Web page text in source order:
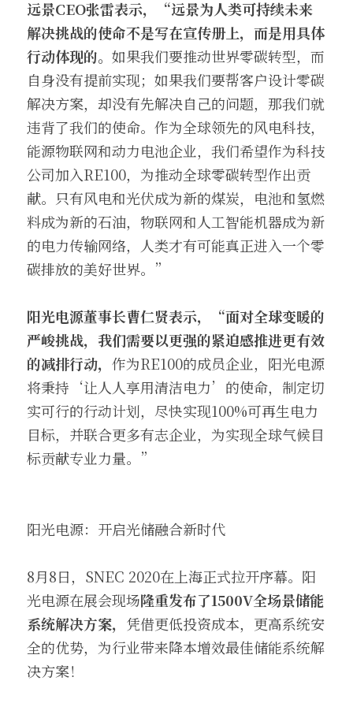
远景CEO张雷表示，“远景为人类可持续未来
解决挑战的使命不是写在宣传册上，而是用具体
行动体现的。 如果我们要推动世界零碳转型，而
自身没有提前实现；如果我们要帮客户设计零碳
解决方案，却没有先解决自己的问题，那我们就
违背了我们的使命。作为全球领先的风电科技，
能源物联网和动力电池企业，我们希望作为科技
公司加入RE100，为推动全球零碳转型作出贡
献。只有风电和光伏成为新的煤炭，电池和氢燃
料成为新的石油，物联网和人工智能机器成为新
的电力传输网络，人类才有可能真正进入一个零
碳排放的美好世界。”
阳光电源董事长曹仁贤表示，“面对全球变暖的
严峻挑战，我们需要以更强的紧迫感推进更有效
的减排行动， 作为RE100的成员企业，阳光电源
将秉持‘让人人享用清洁电力’的使命，制定切
实可行的行动计划，尽快实现100%可再生电力
目标，并联合更多有志企业，为实现全球气候目
标贡献专业力量。”
阳光电源：开启光储融合新时代
8月8日，SNEC 2020在上海正式拉开序幕。阳
光电源在展会现场隆重发布了1500V全场景储能
系统解决方案， 凭借更低投资成本，更高系统安
全的优势，为行业带来降本增效最佳储能系统解
决方案！